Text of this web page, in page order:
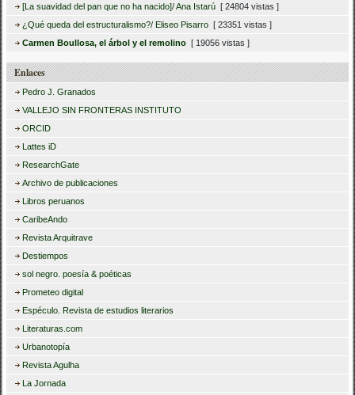
[La suavidad del pan que no ha nacido]/ Ana Istarú [ 24804 vistas ]
¿Qué queda del estructuralismo?/ Eliseo Pisarro [ 23351 vistas ]
Carmen Boullosa, el árbol y el remolino [ 19056 vistas ]
Enlaces
Pedro J. Granados
VALLEJO SIN FRONTERAS INSTITUTO
ORCID
Lattes iD
ResearchGate
Archivo de publicaciones
Libros peruanos
CaribeAndo
Revista Arquitrave
Destiempos
sol negro. poesía & poéticas
Prometeo digital
Espéculo. Revista de estudios literarios
Literaturas.com
Urbanotopía
Revista Agulha
La Jornada